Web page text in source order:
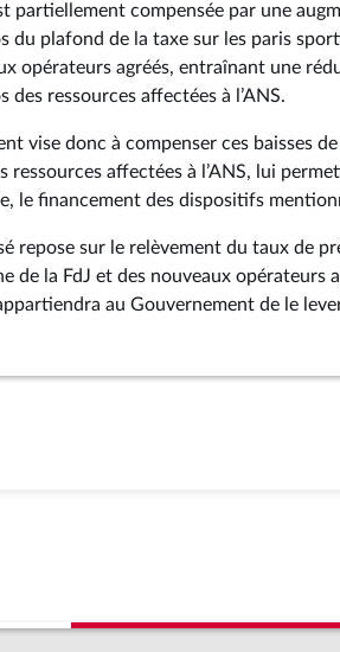
partiellement compensée par une
du plafond de la taxe sur les paris
opérateurs agréés, entraînant une
des ressources affectées à l’ANS.
vise donc à compenser ces baisses
ressources affectées à l’ANS, lui
le financement des dispositifs
repose sur le relèvement du taux de
de la FdJ et des nouveaux opérateurs
au Gouvernement de le